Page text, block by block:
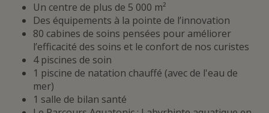
Un centre de plus de 5 000 m²
Des équipements à la pointe de l’innovation
80 cabines de soins pensées pour améliorer
l’efficacité des soins et le confort de nos curistes
4 piscines de soin
1 piscine de natation chauffé (avec de l'eau de
mer)
1 salle de bilan santé